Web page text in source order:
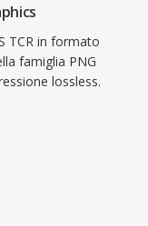
TCR in formato
famiglia PNG
lossless.